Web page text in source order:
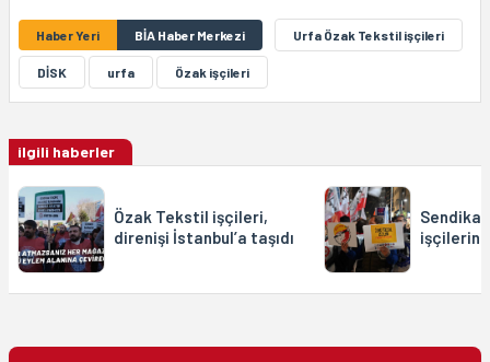
Haber Yeri BİA Haber Merkezi Urfa Özak Tekstil işçileri
DİSK urfa Özak işçileri
ilgili haberler
Özak Tekstil işçileri,
direnişi İstanbul’a taşıdı